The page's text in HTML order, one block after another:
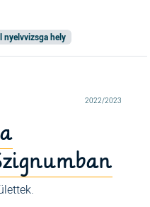
nyelvvizsga hely
2022/2023